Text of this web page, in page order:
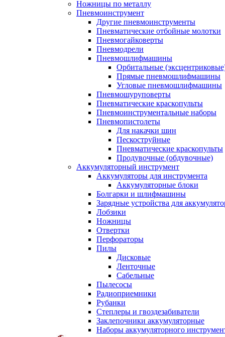
Ножницы по металлу
Пневмоинструмент
Другие пневмоинструменты
Пневматические отбойные молотки
Пневмогайковерты
Пневмодрели
Пневмошлифмашины
Орбитальные
Прямые пневмошлифмашины
Угловые пневмошлифмашины
Пневмошуруповерты
Пневматические краскопульты
Пневмоинструментальные наборы
Пневмопистолеты
Для накачки шин
Пескоструйные
Пневматические краскопульты
Продувочные (обдувочные)
Аккумуляторный инструмент
Аккумуляторы для инструмента
Аккумуляторные блоки
Болгарки и шлифмашины
Зарядные устройства для
Лобзики
Ножницы
Отвертки
Перфораторы
Пилы
Дисковые
Ленточные
Сабельные
Пылесосы
Радиоприемники
Рубанки
Степлеры и гвоздезабиватели
Заклепочники аккумуляторные
Наборы аккумуляторного